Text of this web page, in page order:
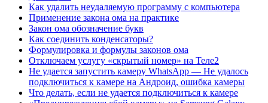
Как удалить неудаляемую программу с компьютера
Применение закона ома на практике
Закон ома обозначение букв
Как соединить конденсаторы?
Формулировка и формулы законов ома
Отключаем услугу «скрытый номер» на Теле2
Не удается запустить камеру WhatsApp — Не удалось
подключиться к камере на Андроид, ошибка камеры
Что делать, если не удается подключиться к камере